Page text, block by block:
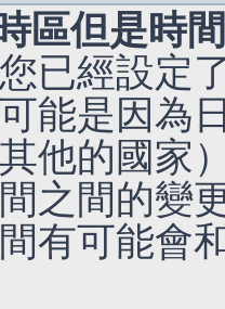
區但是時
已經設定
能是因為
他的國家
之間的變
有可能會